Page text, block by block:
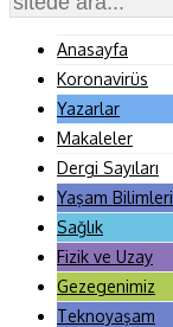
Anasayfa
Koronavirüs
Yazarlar
Makaleler
Dergi Sayıları
Yaşam Bilimleri
Sağlık
Fizik ve Uzay
Gezegenimiz
Teknoyaşam